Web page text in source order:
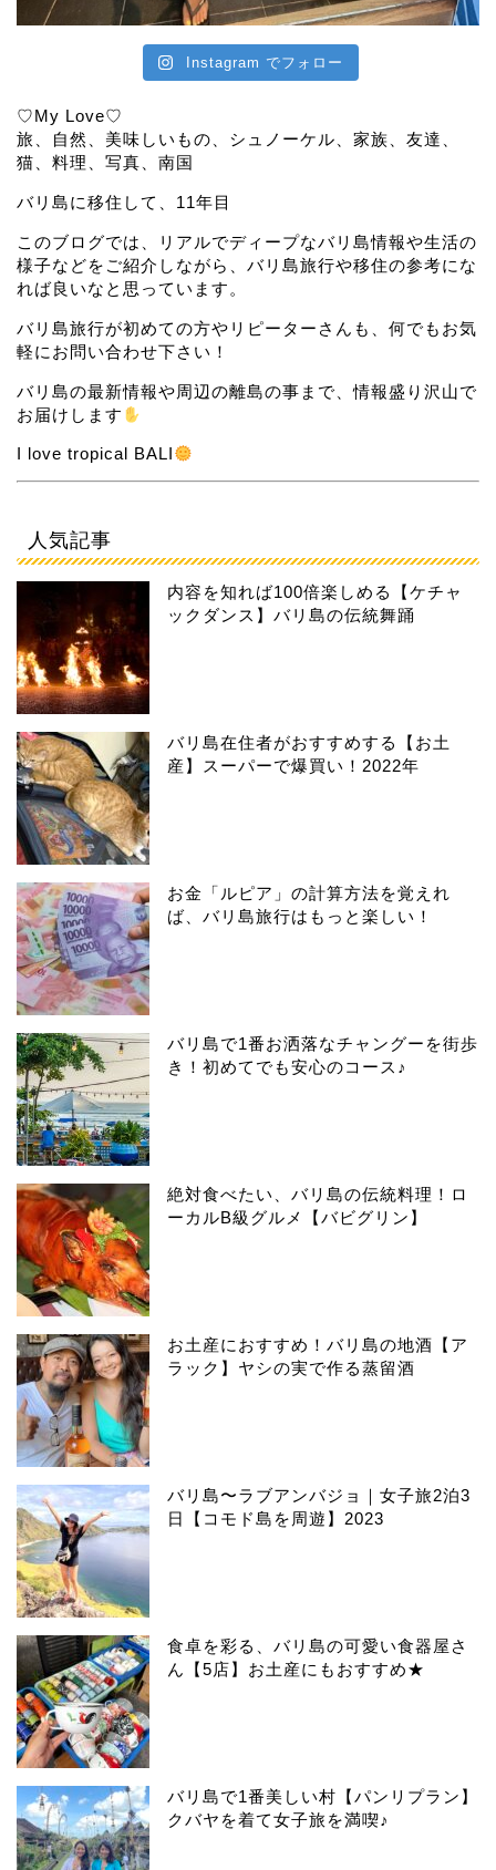
Instagram でフォロー
♡My Love♡
旅、自然、美味しいもの、シュノーケル、家族、友達、
猫、料理、写真、南国
バリ島に移住して、11年目
このブログでは、リアルでディープなバリ島情報や生活の
様子などをご紹介しながら、バリ島旅行や移住の参考にな
れば良いなと思っています。
バリ島旅行が初めての方やリピーターさんも、何でもお気
軽にお問い合わせ下さい！
バリ島の最新情報や周辺の離島の事まで、情報盛り沢山で
お届けします
I love tropical BALI
人気記事
内容を知れば100倍楽しめる【ケチャ
ックダンス】バリ島の伝統舞踊
バリ島在住者がおすすめする【お土
産】スーパーで爆買い！2022年
お金「ルピア」の計算方法を覚えれ
ば、バリ島旅行はもっと楽しい！
バリ島で1番お洒落なチャングーを街歩
き！初めてでも安心のコース♪
絶対食べたい、バリ島の伝統料理！ロ
ーカルB級グルメ【バビグリン】
お土産におすすめ！バリ島の地酒【ア
ラック】ヤシの実で作る蒸留酒
バリ島〜ラブアンバジョ｜女子旅2泊3
日【コモド島を周遊】2023
食卓を彩る、バリ島の可愛い食器屋さ
ん【5店】お土産にもおすすめ★
バリ島で1番美しい村【パンリプラン】
クバヤを着て女子旅を満喫♪